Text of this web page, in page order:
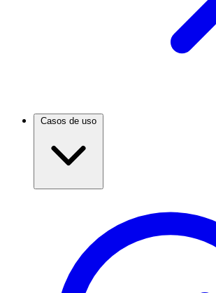
Casos de uso